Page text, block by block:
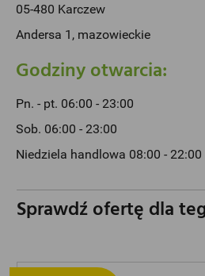
05-480 Karczew
Andersa 1, mazowieckie
Godziny otwarcia:
Pn. - pt. 06:00 - 23:00
Sob. 06:00 - 23:00
Niedziela handlowa 08:00 - 22:00
Sprawdź ofertę dla